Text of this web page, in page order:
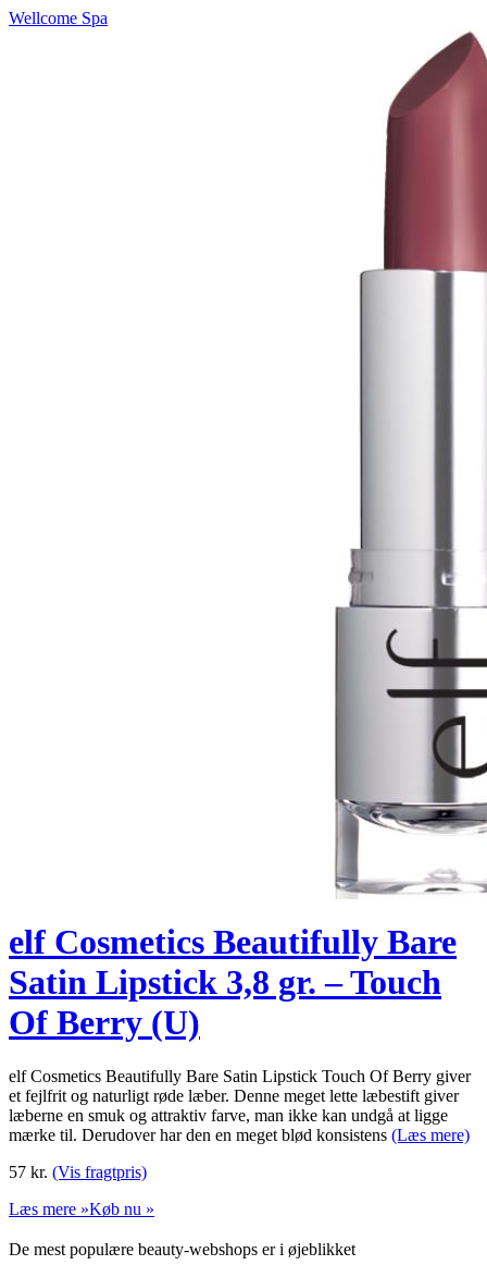
Wellcome Spa
elf Cosmetics Beautifully Bare
Satin Lipstick 3,8 gr. – Touch
Of Berry (U)
elf Cosmetics Beautifully Bare Satin Lipstick Touch Of Berry giver
et fejlfrit og naturligt røde læber. Denne meget lette læbestift giver
læberne en smuk og attraktiv farve, man ikke kan undgå at ligge
mærke til. Derudover har den en meget blød konsistens (Læs mere)
57 kr. (Vis fragtpris)
Læs mere »Køb nu »
De mest populære beauty-webshops er i øjeblikket